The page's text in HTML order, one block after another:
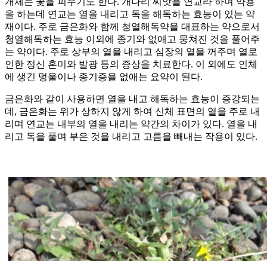
을 하는데 연교는 열을 내리고 독을 해독하는 효능이 있는 약
재이다. 주로 금은화와 함께 청열해독약을 대표하는 약으로서
청열해독하는 효능 이외에 종기와 없애고 뭉쳐진 것을 풀어주
는 약이다. 주로 상부의 열을 내리고 심장의 열을 꺼주며 열로
인한 정신 혼미와 발광 등의 증상을 치료한다. 이 외에도 인체
에 생긴 멍울이나 종기증을 없애는 요약이 된다.
금은화와 같이 사용하면 열을 내고 해독하는 효능이 증강되는
데, 금은화는 위가 상하지 않게 하여 신체 표면의 열을 주로 내
리며 연교는 내부의 열을 내리는 약간의 차이가 있다. 열을 내
리고 독을 풀며 부은 것을 내리고 고름을 빼내는 작용이 있다.